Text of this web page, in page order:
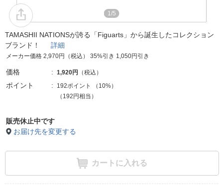
1/5
TAMASHII NATIONSが誇る「Figuarts」から誕生したコレクション
ブランド！ 詳細
メーカー価格 2,970円（税込） 35%引き 1,050円引き
価格 1,920円 （税込）
ポイント 192ポイント （ 10%）
（192円相当）
販売休止中です
お届け先を変更する
カートに入れる